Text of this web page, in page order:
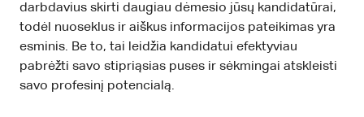
darbdavius skirti daugiau dėmesio jūsų kandidatūrai,
todėl nuoseklus ir aiškus informacijos pateikimas yra
esminis. Be to, tai leidžia kandidatui efektyviau
pabrėžti savo stipriąsias puses ir sėkmingai atskleisti
savo profesinį potencialą.